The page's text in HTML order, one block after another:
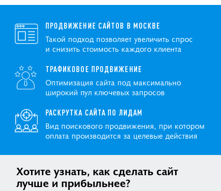
ПРОДВИЖЕНИЕ САЙТОВ В МОСКВЕ
Такой подход позволяет увеличить спрос
и снизить стоимость каждого клиента
ТРАФИКОВОЕ ПРОДВИЖЕНИЕ
Оптимизация сайта под максимально
широкий пул ключевых запросов
РАСКРУТКА САЙТА ПО ЛИДАМ
Вид поискового продвижения, при котором
оплата производится за целевые действия
Хотите узнать, как сделать сайт
лучше и прибыльнее?